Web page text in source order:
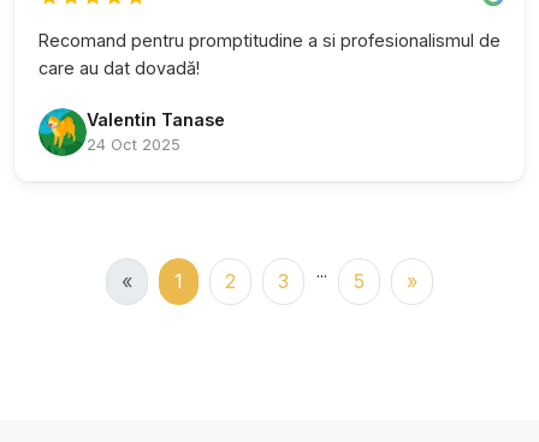
Recomand pentru promptitudine a si profesionalismul de
care au dat dovadă!
Valentin Tanase
24 Oct 2025
« 1 2 3 ... 5 »